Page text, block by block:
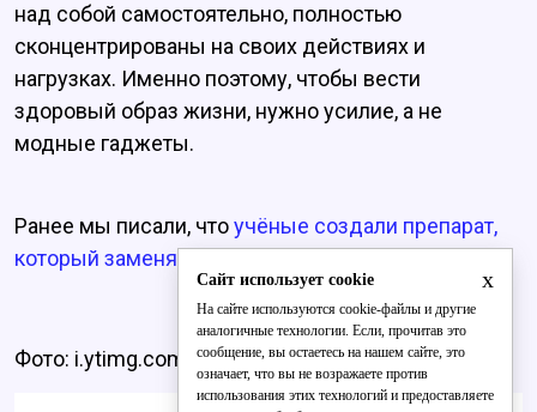
над собой самостоятельно, полностью
сконцентрированы на своих действиях и
нагрузках. Именно поэтому, чтобы вести
здоровый образ жизни, нужно усилие, а не
модные гаджеты.
Ранее мы писали, чтоучёные создали препарат,
который заменяет занятия спортом.
Фото: i.ytimg.com
x
Сайт использует cookie
На сайте используются cookie-файлы и другие
аналогичные технологии. Если, прочитав это
сообщение, вы остаетесь на нашем сайте, это
означает, что вы не возражаете против
использования этих технологий и предоставляете